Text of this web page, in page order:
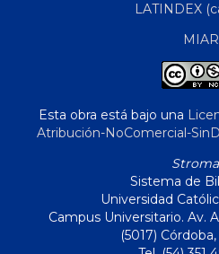
LATINDEX
MIAR
Esta obra está bajo una
Atribución-NoComercial-
Sistema de
Universidad
Campus Universitario. Av.
(5017)